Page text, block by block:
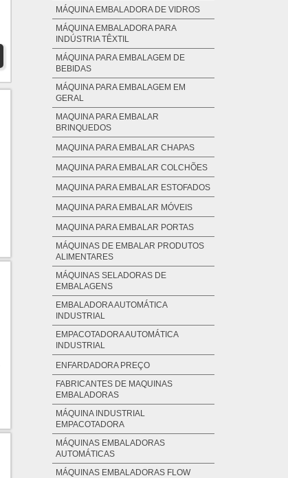
MÁQUINA EMBALADORA DE VIDROS
MÁQUINA EMBALADORA PARA
INDÚSTRIA TÊXTIL
MÁQUINA PARA EMBALAGEM DE
BEBIDAS
MÁQUINA PARA EMBALAGEM EM
GERAL
MAQUINA PARA EMBALAR
BRINQUEDOS
MAQUINA PARA EMBALAR CHAPAS
MAQUINA PARA EMBALAR COLCHÕES
MAQUINA PARA EMBALAR ESTOFADOS
MAQUINA PARA EMBALAR MÓVEIS
MAQUINA PARA EMBALAR PORTAS
MÁQUINAS DE EMBALAR PRODUTOS
ALIMENTARES
MÁQUINAS SELADORAS DE
EMBALAGENS
EMBALADORA AUTOMÁTICA
INDUSTRIAL
EMPACOTADORA AUTOMÁTICA
INDUSTRIAL
ENFARDADORA PREÇO
FABRICANTES DE MAQUINAS
EMBALADORAS
MÁQUINA INDUSTRIAL
EMPACOTADORA
MÁQUINAS EMBALADORAS
AUTOMÁTICAS
MÁQUINAS EMBALADORAS FLOW